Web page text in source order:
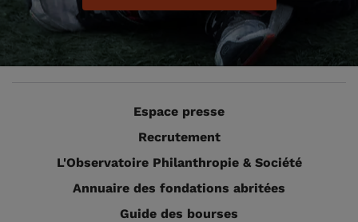
Espace presse
Recrutement
L'Observatoire Philanthropie & Société
Annuaire des fondations abritées
Guide des bourses